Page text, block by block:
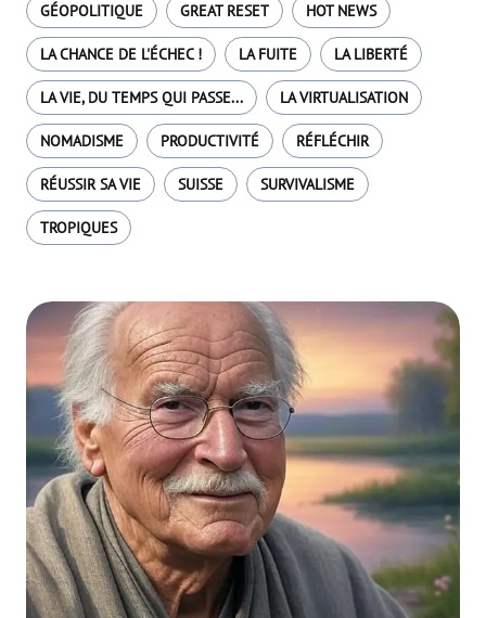
GÉOPOLITIQUE GREAT RESET HOT NEWS
LA CHANCE DE L'ÉCHEC ! LA FUITE LA LIBERTÉ
LA VIE, DU TEMPS QUI PASSE... LA VIRTUALISATION
NOMADISME PRODUCTIVITÉ RÉFLÉCHIR
RÉUSSIR SA VIE SUISSE SURVIVALISME
TROPIQUES